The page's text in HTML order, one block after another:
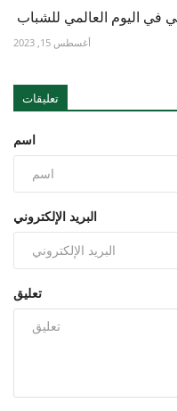
أغسطس 15, 2023
تعليقات
اسم
البريد الإلكتروني
تعليق